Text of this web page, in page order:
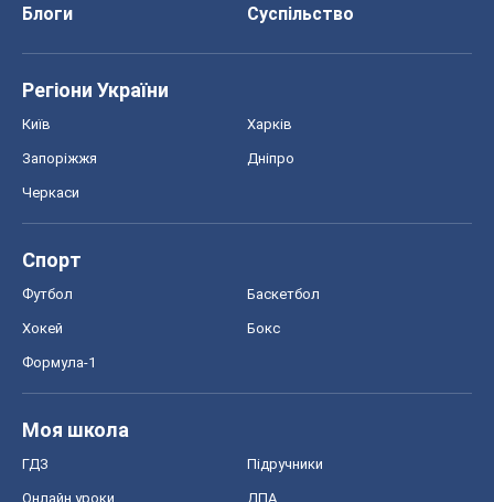
Блоги
Суспільство
Регіони України
Київ Харків
Запоріжжя Дніпро
Черкаси
Спорт
Футбол Баскетбол
Хокей Бокс
Формула-1
Моя школа
ГДЗ Підручники
Онлайн уроки ДПА